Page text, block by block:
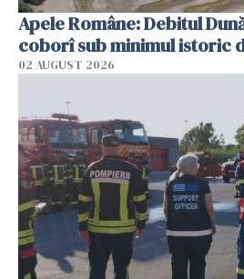
Apele Române: Debitul
coborî sub minimul istoric
02 AUGUST 2026